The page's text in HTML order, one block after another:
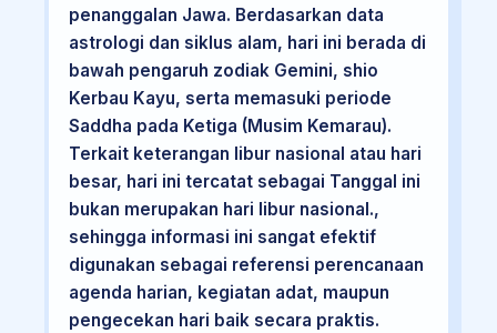
penanggalan Jawa. Berdasarkan data
astrologi dan siklus alam, hari ini berada di
bawah pengaruh zodiak Gemini, shio
Kerbau Kayu, serta memasuki periode
Saddha pada Ketiga (Musim Kemarau).
Terkait keterangan libur nasional atau hari
besar, hari ini tercatat sebagai Tanggal ini
bukan merupakan hari libur nasional.,
sehingga informasi ini sangat efektif
digunakan sebagai referensi perencanaan
agenda harian, kegiatan adat, maupun
pengecekan hari baik secara praktis.